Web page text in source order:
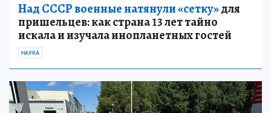
Над СССР военные натянули «сетку»для
пришельцев: как страна 13 лет тайно
искала и изучала инопланетных гостей
НАУКА